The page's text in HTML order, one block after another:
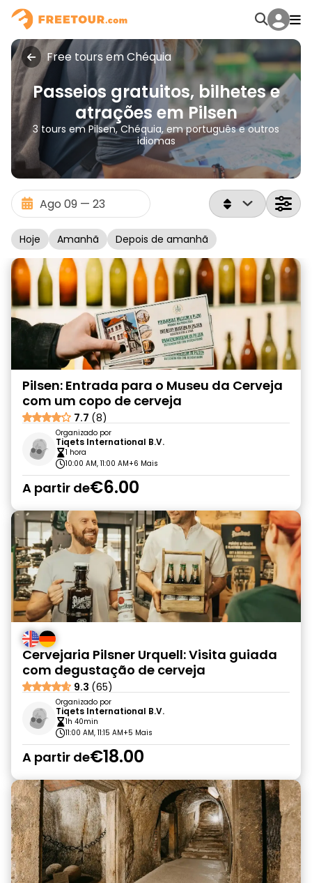
Free tours em Chéquia
Passeios gratuitos, bilhetes e
atrações em Pilsen
3 tours em Pilsen, Chéquia, em português e outros
idiomas
Hoje Amanhã Depois de amanhã
Pilsen: Entrada para o Museu da Cerveja
com um copo de cerveja
7.7 (8)
Organizado por
Tiqets International B.V.
1 hora
10:00 AM, 11:00 AM+6 Mais
A partir de€6.00
Cervejaria Pilsner Urquell: Visita guiada
com degustação de cerveja
9.3 (65)
Organizado por
Tiqets International B.V.
1h 40min
11:00 AM, 11:15 AM+5 Mais
A partir de€18.00